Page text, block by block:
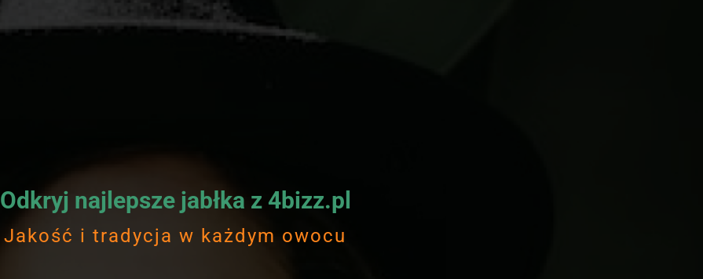
Odkryj najlepsze jabłka z 4bizz.pl
Jakość i tradycja w każdym owocu